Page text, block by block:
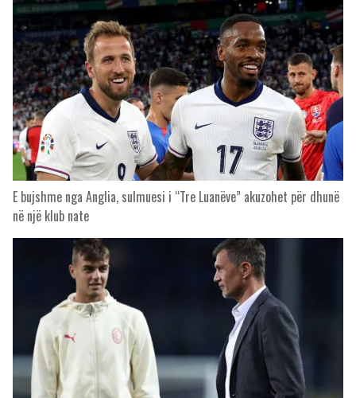
E bujshme nga Anglia, sulmuesi i “Tre Luanëve” akuzohet për dhunë
në një klub nate